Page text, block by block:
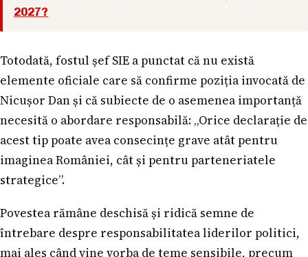
2027?
Totodată, fostul șef SIE a punctat că nu există
elemente oficiale care să confirme poziția invocată de
Nicușor Dan și că subiecte de o asemenea importanță
necesită o abordare responsabilă: „Orice declarație de
acest tip poate avea consecințe grave atât pentru
imaginea României, cât și pentru parteneriatele
strategice”.
Povestea rămâne deschisă și ridică semne de
întrebare despre responsabilitatea liderilor politici,
mai ales când vine vorba de teme sensibile, precum